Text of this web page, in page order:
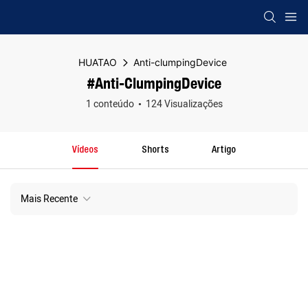
HUATAO Anti-clumpingDevice
#Anti-ClumpingDevice
1 conteúdo 124 Visualizações
Vídeos Shorts Artigo
Mais Recente